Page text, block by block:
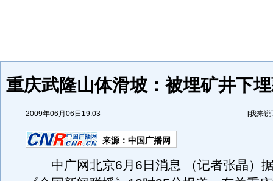
重庆武隆山体滑坡：被埋矿井下
2009年06月06日19:03 [我来说
来源： 中国广播网
中广网北京6月6日消息 （记者张晶）